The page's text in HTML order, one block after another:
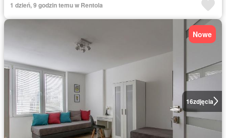
1 dzień, 9 godzin temu w Rentola
16zdjęcia
Nowe